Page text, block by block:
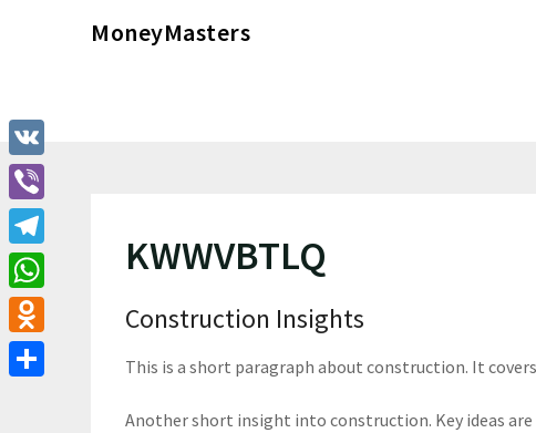
MoneyMasters
KWWVBTLQ
Construction Insights
This is a short paragraph about construction. It
Another short insight into construction. Key ideas are
VK
Viber
Telegram
WhatsApp
Odnoklassniki